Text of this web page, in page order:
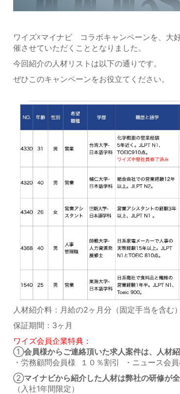
ワイズ☓マイナビ コラボキャンペーンを、大
催させていただくこととなりました。
今回紹介の人材リストは以下の通りです。
ぜひこのキャンペーンをお役立てください。
人材紹介料：月給の2ヶ月分（固定手当を含む）
保証期間：3ヶ月
ワイズ会員企業特典：
①会員様からご連絡頂いた求人案件は、人材
・労務顧問会員様 １０％割引 ・ニュース会
②マイナビから紹介した人材は弊社の研修が
（入社1年間限定）​